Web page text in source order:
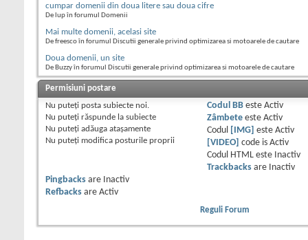
cumpar domenii din doua litere sau doua cifre
De lup în forumul Domenii
Mai multe domenii, acelasi site
De freesco în forumul Discutii generale privind optimizarea si motoarele de cautare
Doua domenii, un site
De Buzzy în forumul Discutii generale privind optimizarea si motoarele de cautare
Permisiuni postare
Nu puteţi posta subiecte noi.
Nu puteţi răspunde la subiecte
Nu puteţi adăuga ataşamente
Nu puteţi modifica posturile proprii
Codul BBeste Activ
Zâmbeteeste Activ
Codul
[IMG] este Activ
[VIDEO] code is Activ
Codul HTML este
Inactiv
Trackbacksare
Inactiv
Pingbacks are
Inactiv
Refbacks are Activ
Reguli Forum